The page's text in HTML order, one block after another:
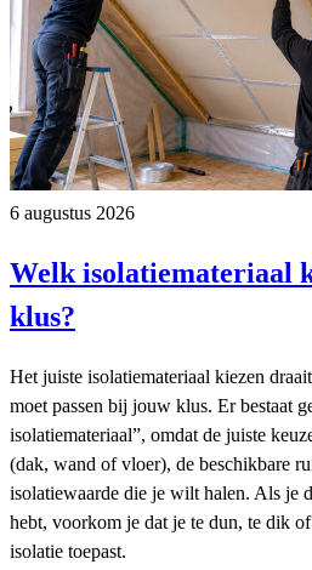
6 augustus 2026
Welk isolatiemateriaal
klus?
Het juiste isolatiemateriaal kiezen
moet passen bij jouw klus. Er bestaat
isolatiemateriaal”, omdat de juiste
(dak, wand of vloer), de beschikbare
isolatiewaarde die je wilt halen. Als je
hebt, voorkom je dat je te dun, te dik
isolatie toepast.